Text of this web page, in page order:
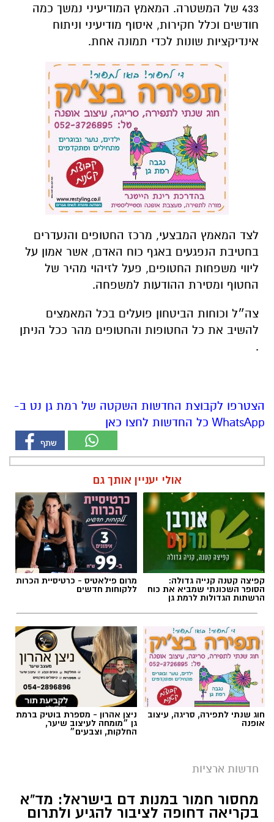
433 של המשטרה. המאמץ המודיעיני נמשך כמה
חודשים וכלל חקירות, איסוף מודיעיני וניתוח
אינדיקציות שונות לכדי תמונה אחת.
לצד המאמץ המבצעי, מרכז החטופים והנעדרים
בחטיבת הנפגעים באגף כוח האדם, אשר אמון על
ליווי משפחות החטופים, פעל לזיהוי מהיר של
החטוף ומסירת ההודעות למשפחה.
צה״ל וכוחות הביטחון פועלים בכל המאמצים
להשיב את כל החטופות והחטופים מהר ככל הניתן
.
הצטרפו לקבוצת החדשות השקטה של רמת גן נט ב-
WhatsApp כל החדשות לחצו כאן
אולי יעניין אותך גם
קפיצה קטנה קנייה גדולה:
הסופר השכונתי שמביא את כוח
הרשתות הגדולות לרמת גן
מרום פילאטיס - כרטיסיית הכרות
ללקוחות חדשים
חוג שנתי לתפירה, סריגה, עיצוב
אופנה
ניצן אהרון - מספרת בוטיק ברמת
גן ״מומחה לעיצוב שיער,
החלקות, וצבעים״
חדשות ארציות
מחסור חמור במנות דם בישראל: מד”א
בקריאה דחופה לציבור להגיע ולתרום